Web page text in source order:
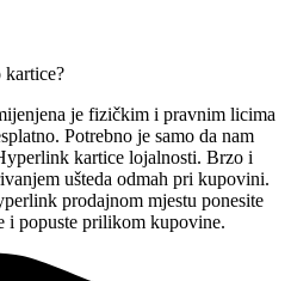
kartice?
je fizičkim i pravnim licima
Potrebno je samo da nam
kartice lojalnosti. Brzo i
ušteda odmah pri kupovini.
prodajnom mjestu ponesite
i popuste prilikom kupovine.